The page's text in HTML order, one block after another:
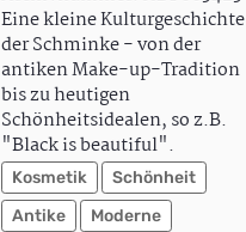
Eine kleine Kulturgeschichte
der Schminke - von der
antiken Make-up-Tradition
bis zu heutigen
Schönheitsidealen, so z.B.
"Black is beautiful".
Kosmetik
Schönheit
Antike
Moderne